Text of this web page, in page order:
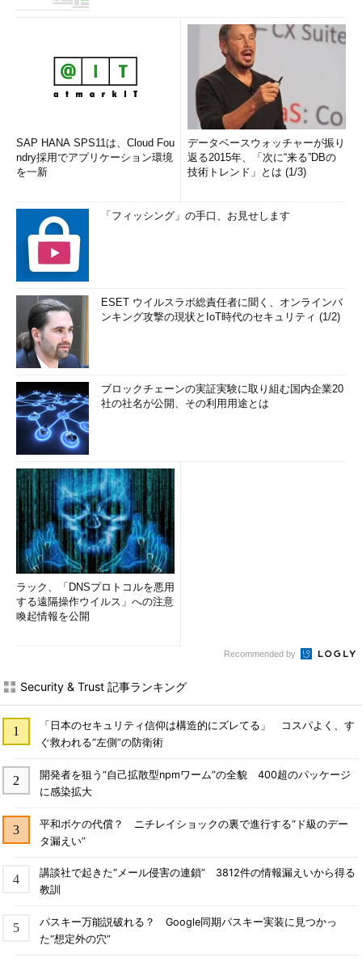
SAP HANA SPS11は、Cloud Fou
ndry採用でアプリケーション環境
を一新
データベースウォッチャーが振り
返る2015年、「次に“来る”DBの
技術トレンド」とは (1/3)
「フィッシング」の手口、お見せします
ESET ウイルスラボ総責任者に聞く、オンラインバ
ンキング攻撃の現状とIoT時代のセキュリティ (1/2)
ブロックチェーンの実証実験に取り組む国内企業20
社の社名が公開、その利用用途とは
ラック、「DNSプロトコルを悪用
する遠隔操作ウイルス」への注意
喚起情報を公開
Recommended by
Security & Trust 記事ランキング
「日本のセキュリティ信仰は構造的にズレてる」 コスパよく、す
ぐ救われる“左側”の防衛術
開発者を狙う“自己拡散型npmワーム”の全貌 400超のパッケージ
に感染拡大
平和ボケの代償？ ニチレイショックの裏で進行する“ド級のデー
タ漏えい”
講談社で起きた“メール侵害の連鎖” 3812件の情報漏えいから得る
教訓
パスキー万能説破れる？ Google同期パスキー実装に見つかっ
た“想定外の穴”